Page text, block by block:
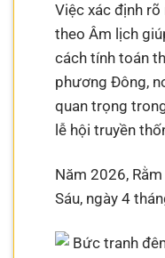
Việc xác định rõ
theo Âm lịch
cách tính toán
phương Đông,
quan trọng
lễ hội truyền
Năm 2026,
Sáu, ngày 4